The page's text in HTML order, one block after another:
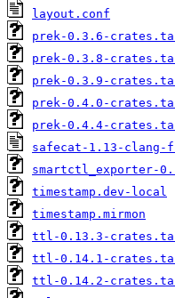
layout.conf
prek-0.3.6-
prek-0.3.8-
prek-0.3.9-
prek-0.4.0-
prek-0.4.4-
safecat-1.13-clang-
smartctl_exporter-
timestamp.dev-local
timestamp.mirmon
ttl-0.13.3-
ttl-0.14.1-
ttl-0.14.2-